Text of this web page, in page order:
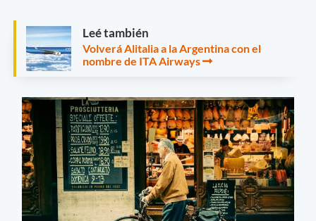
Leé también
Volverá Alitalia a la Argentina con el
nombre de ITA Airways